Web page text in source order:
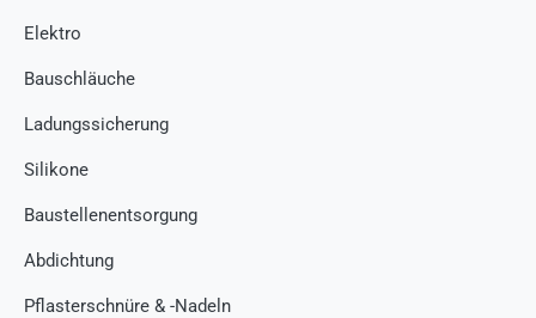
Elektro
Bauschläuche
Ladungssicherung
Silikone
Baustellenentsorgung
Abdichtung
Pflasterschnüre & -Nadeln